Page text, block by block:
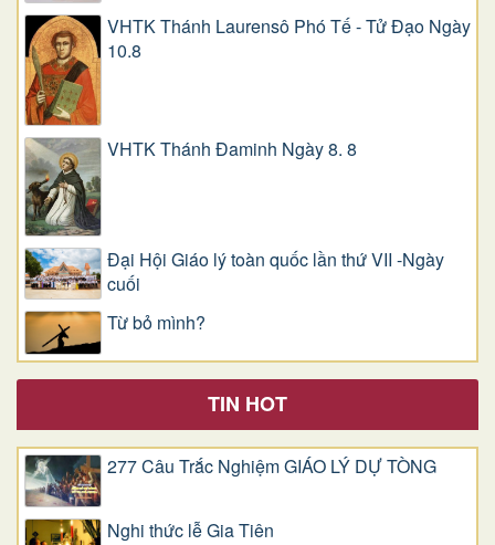
VHTK Thánh Laurensô Phó Tế - Tử Đạo Ngày
10.8
VHTK Thánh Đaminh Ngày 8. 8
Đại Hội Giáo lý toàn quốc lần thứ VII -Ngày
cuối
Từ bỏ mình?
TIN HOT
277 Câu Trắc Nghiệm GIÁO LÝ DỰ TÒNG
Nghi thức lễ Gia Tiên